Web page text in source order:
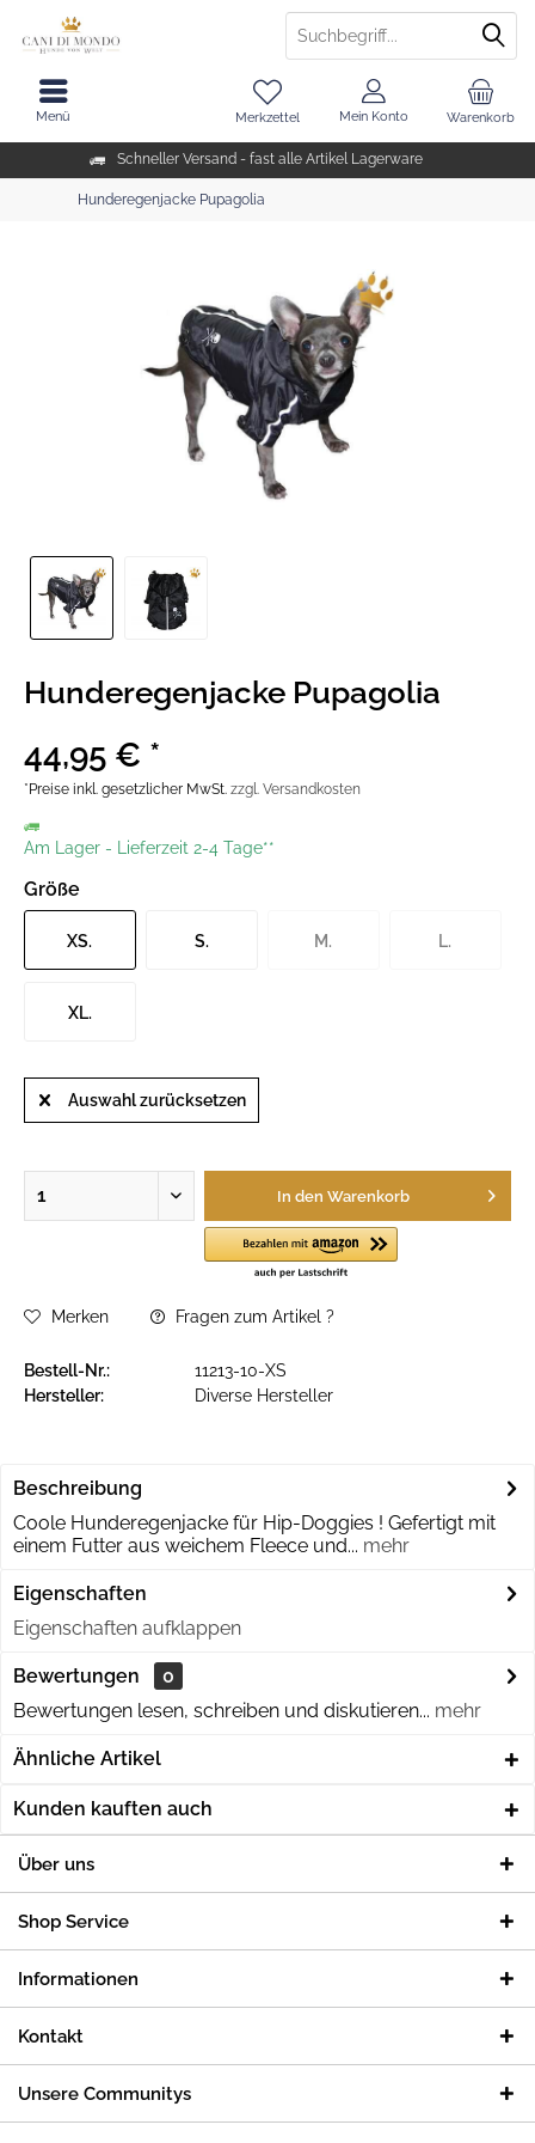
Schneller Versand - fast alle Artikel Lagerware
Warenkorb
Merkzettel Mein Konto
Menü
Hunderegenjacke Pupagolia
Hunderegenjacke Pupagolia
44,95 € *
*Preise inkl. gesetzlicher MwSt. zzgl. Versandkosten
Am Lager - Lieferzeit 2-4 Tage**
Größe
XS. S. M. L.
XL.
Auswahl zurücksetzen
In den Warenkorb
Merken Fragen zum Artikel ?
Bestell-Nr.:
11213-10-XS
Hersteller:
Diverse Hersteller
Beschreibung
Coole Hunderegenjacke für Hip-Doggies ! Gefertigt mit
einem Futter aus weichem Fleece und... mehr
Eigenschaften
Eigenschaften aufklappen
Bewertungen
0
Bewertungen lesen, schreiben und diskutieren... mehr
Ähnliche Artikel
Kunden kauften auch
Über uns
Shop Service
Informationen
Kontakt
Unsere Communitys